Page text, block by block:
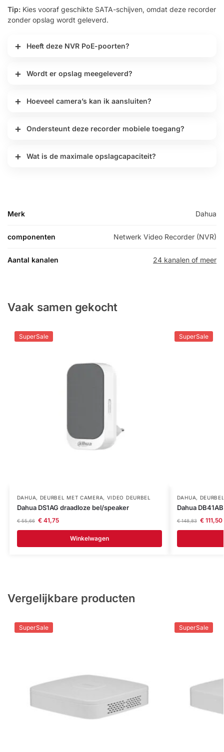
Tip: Kies vooraf geschikte SATA-schijven, omdat deze recorder
zonder opslag wordt geleverd.
Heeft deze NVR PoE-poorten?
Wordt er opslag meegeleverd?
Hoeveel camera’s kan ik aansluiten?
Ondersteunt deze recorder mobiele toegang?
Wat is de maximale opslagcapaciteit?
Merk Dahua
componenten Netwerk Video Recorder (NVR)
Aantal kanalen 24 kanalen of meer
Vaak samen gekocht
SuperSale
DAHUA, DEURBEL MET CAMERA, VIDEO DEURBEL
Dahua DS1AG draadloze bel/speaker
€55,66 €41,75
Winkelwagen
SuperSale
DAHUA,
Dahua
€148,83 €111,50
Vergelijkbare producten
SuperSale SuperSale